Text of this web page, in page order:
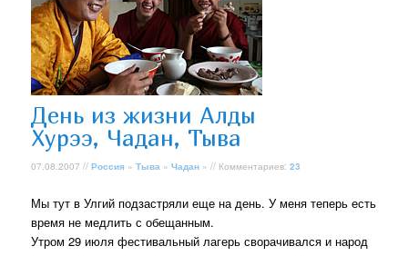
День из жизни Алды
Хурээ, Чадан, Тыва
07.08.2007 //Россия »Тыва »Чадан » // Комментариев:23
Мы тут в Улгий подзастряли еще на день. У меня теперь есть
время не медлить с обещанным.
Утром 29 июля фестивальный лагерь сворачивался и народ